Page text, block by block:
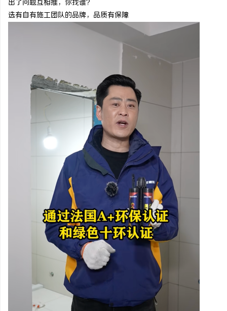
出了问题互相推，你找谁？
选有自有施工团队的品牌，品质有保障